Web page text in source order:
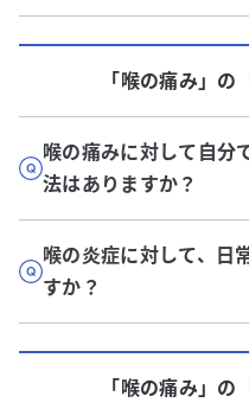
「喉の痛み」 の
喉の痛みに対して自分
法はありますか？
喉の炎症に対して、日
すか？
「喉の痛み」 の